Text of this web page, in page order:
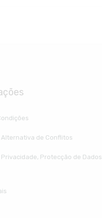
Alternativa de Conflitos
Protecção de Dados